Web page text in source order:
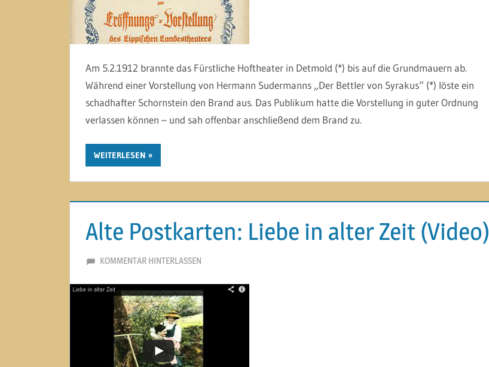
Am 5.2.1912 brannte das Fürstliche Hoftheater in Detmold (*) bis auf die Grundmauern ab.
Während einer Vorstellung von Hermann Sudermanns „Der Bettler von Syrakus“ (*) löste ein
schadhafter Schornstein den Brand aus. Das Publikum hatte die Vorstellung in guter Ordnung
verlassen können – und sah offenbar anschließend dem Brand zu.
WEITERLESEN
Alte Postkarten: Liebe in alter Zeit (Video)
2. OKTOBER 2012
MARTINA BERG
KOMMENTAR HINTERLASSEN